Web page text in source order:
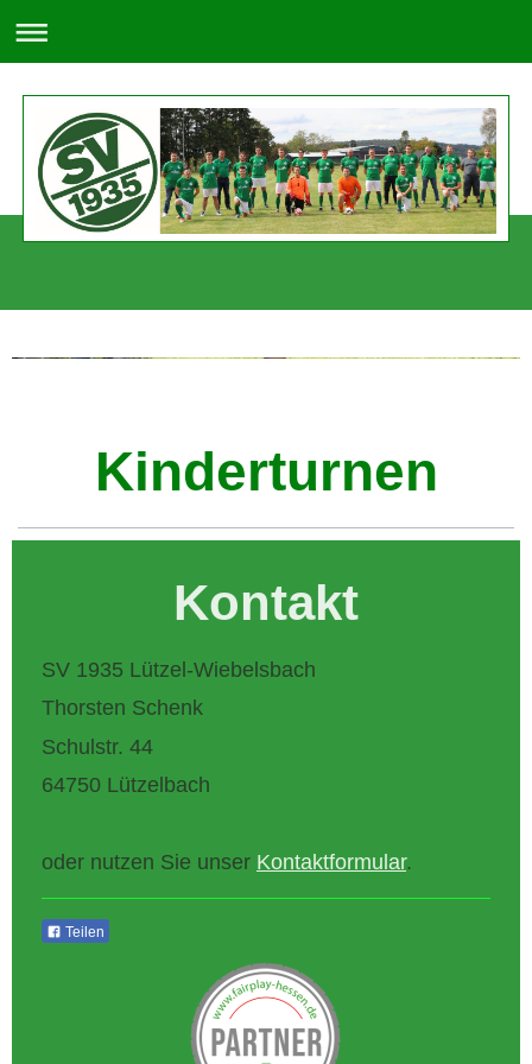
Kinderturnen
Kontakt
SV 1935 Lützel-Wiebelsbach
Thorsten Schenk
Schulstr. 44
64750 Lützelbach
oder nutzen Sie unser Kontaktformular.
Teilen